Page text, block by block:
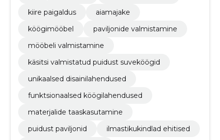
kiire paigaldus
aiamajake
köögimööbel
paviljonide valmistamine
mööbeli valmistamine
käsitsi valmistatud puidust suveköögid
unikaalsed disainilahendused
funktsionaalsed köögilahendused
materjalide taaskasutamine
puidust paviljonid
ilmastikukindlad ehitised